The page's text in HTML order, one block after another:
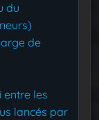
du
de
les
lancés par